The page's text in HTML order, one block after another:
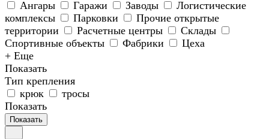
Ангары
Гаражи Заводы
Логистические
комплексы
Парковки
Прочие открытые
территории
Расчетные центры
Склады
Спортивные объекты
Фабрики
Цеха
+ Еще
Показать
Тип крепления
крюк
тросы
Показать
Показать